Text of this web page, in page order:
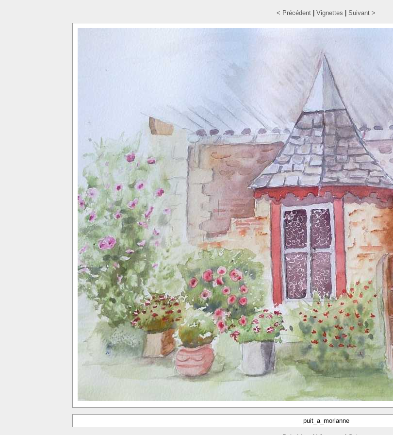
< Précédent Vignettes Suivant >
puit_a_morlanne